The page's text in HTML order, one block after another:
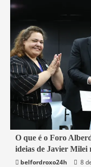
4 min read
Mundo
O que é o Foro
ideias de Javier Milei
belfordroxo24h
8